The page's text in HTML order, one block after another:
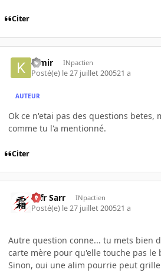
Citer
kimir INpactien
Posté(e) le 27 juillet 200521 a
AUTEUR
Ok ce n'etai pas des questions betes,
comme tu l'a mentionné.
Citer
Ulfr Sarr INpactien
Posté(e) le 27 juillet 200521 a
Autre question conne... tu mets bien
carte mère pour qu'elle touche pas le
Sinon, oui une alim pourrie peut